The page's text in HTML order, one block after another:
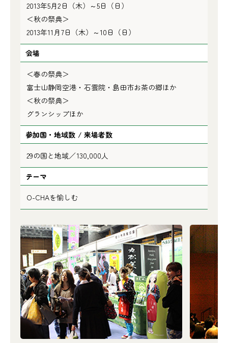
2013年5月2日（木）～5日（日）
＜秋の祭典＞
2013年11月7日（木）～10日（日）
会場
＜春の祭典＞
富士山静岡空港・石雲院・島田市お茶の郷ほか
＜秋の祭典＞
グランシップほか
参加国・地域数 / 来場者数
29の国と地域／130,000人
テーマ
O-CHAを愉しむ